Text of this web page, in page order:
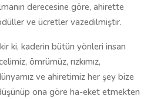
derecesine göre, ahirette
ve ücretler vazedilmiştir.
ki, kaderin bütün yönleri insan
ömrümüz, rızkımız,
ve ahiretimiz her şey bize
ona göre ha-eket etmekten